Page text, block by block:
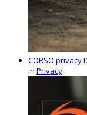
CORSO privacy
in Privacy